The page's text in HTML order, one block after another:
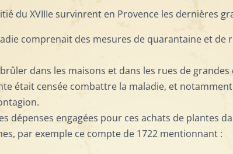
du XVIIIe survinrent en Provence les dernières
comprenait des mesures de quarantaine et
dans les maisons et dans les rues de
était censée combattre la maladie, et
dépenses engagées pour ces achats de plantes
par exemple ce compte de 1722 mentionnant :